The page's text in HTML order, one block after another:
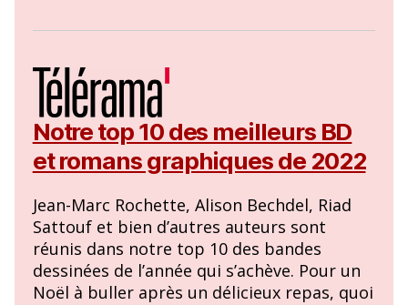
Notre top 10 des meilleurs BD
et romans graphiques de 2022
Jean-Marc Rochette, Alison Bechdel, Riad
Sattouf et bien d’autres auteurs sont
réunis dans notre top 10 des bandes
dessinées de l’année qui s’achève. Pour un
Noël à buller après un délicieux repas, quoi